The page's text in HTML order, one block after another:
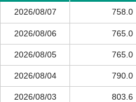
2026/08/07 758.0
2026/08/06 765.0
2026/08/05 765.0
2026/08/04 790.0
2026/08/03 803.6